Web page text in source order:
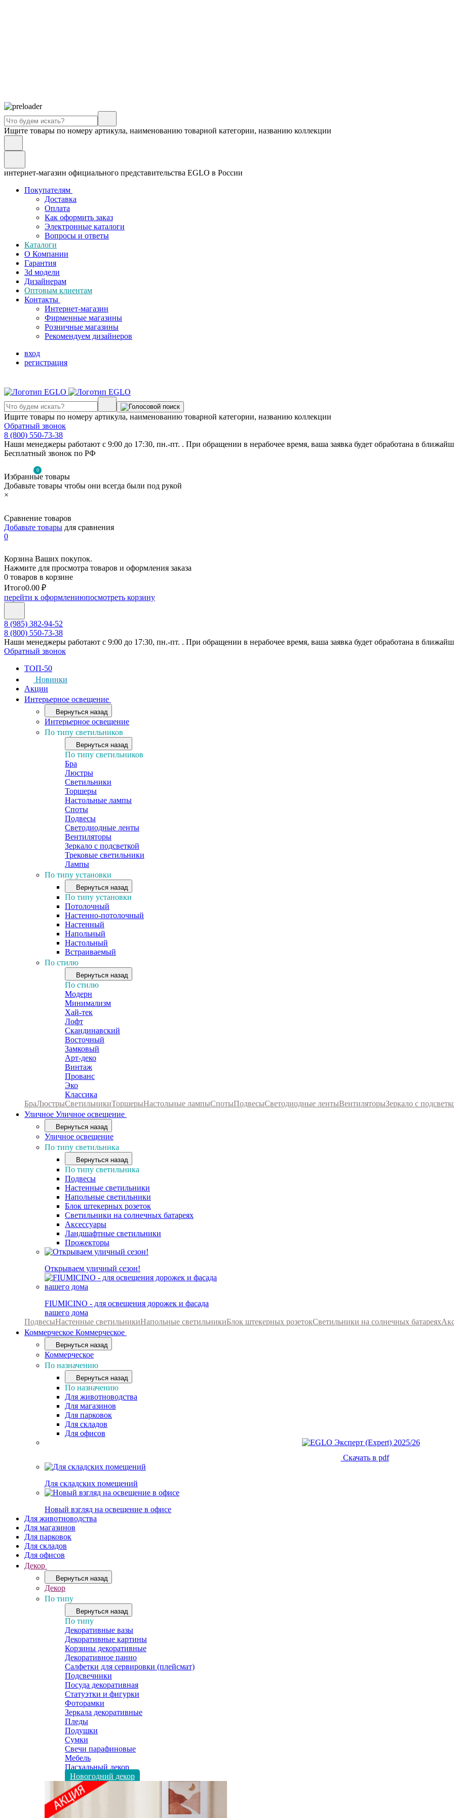
Ищите товары по номеру артикула, наименованию товарной категории, названию коллекции
интернет-магазин официального представительства EGLO в России
Покупателям
Доставка
Оплата
Как оформить заказ
Электронные каталоги
Вопросы и ответы
Каталоги
О Компании
Гарантия
3d модели
Дизайнерам
Оптовым клиентам
Контакты
Интернет-магазин
Фирменные магазины
Розничные магазины
Рекомендуем дизайнеров
вход
регистрация
Ищите товары по номеру артикула, наименованию товарной категории, названию коллекции
Обратный звонок
8 (800) 550-73-38
Наши менеджеры работают с 9:00 до 17:30, пн.-пт. . При обращении в нерабочее время, ваша заявка будет обработана в
Бесплатный звонок по РФ
0
Избранные товары
Добавьте товары чтобы они всегда были под рукой
×
Сравнение товаров
Добавьте товары для сравнения
0
Корзина Ваших покупок.
Нажмите для просмотра товаров и оформления заказа
0 товаров в корзине
Итого0.00 ₽
перейти к оформлениюпосмотреть корзину
8 (985) 382-94-52
8 (800) 550-73-38
Наши менеджеры работают с 9:00 до 17:30, пн.-пт. . При обращении в нерабочее время, ваша заявка будет обработана в
Обратный звонок
ТОП-50
Новинки
Акции
Интерьерное освещение
Вернуться назад
Интерьерное освещение
По типу светильников
Вернуться назад
По типу светильников
Бра
Люстры
Светильники
Торшеры
Настольные лампы
Споты
Подвесы
Светодиодные ленты
Вентиляторы
Зеркало с подсветкой
Трековые светильники
Лампы
По типу установки
Вернуться назад
По типу установки
Потолочный
Настенно-потолочный
Настенный
Напольный
Настольный
Встраиваемый
По стилю
Вернуться назад
По стилю
Модерн
Минимализм
Хай-тек
Лофт
Скандинавский
Восточный
Замковый
Арт-деко
Винтаж
Прованс
Эко
Классика
БраЛюстрыСветильникиТоршерыНастольные лампыСпотыПодвесыСветодиодные лентыВентиляторыЗеркало с
Уличное Уличное освещение
Вернуться назад
Уличное освещение
По типу светильника
Вернуться назад
По типу светильника
Подвесы
Настенные светильники
Напольные светильники
Блок штекерных розеток
Светильники на солнечных батареях
Аксессуары
Ландшафтные светильники
Прожекторы
Открываем уличный сезон!
FIUMICINO - для освещения дорожек и фасада
вашего дома
ПодвесыНастенные светильникиНапольные светильникиБлок штекерных розетокСветильники на солнечных батареях
Коммерческое Коммерческое
Вернуться назад
Коммерческое
По назначению
Вернуться назад
По назначению
Для животноводства
Для магазинов
Для парковок
Для складов
Для офисов
Скачать в pdf
Для складских помещений
Новый взгляд на освещение в офисе
Для животноводства
Для магазинов
Для парковок
Для складов
Для офисов
Декор
Вернуться назад
Декор
По типу
Вернуться назад
По типу
Декоративные вазы
Декоративные картины
Корзины декоративные
Декоративное панно
Салфетки для сервировки (плейсмат)
Подсвечники
Посуда декоративная
Статуэтки и фигурки
Фоторамки
Зеркала декоративные
Пледы
Подушки
Сумки
Свечи парафиновые
Мебель
Пасхальный декор
Новогодний декор